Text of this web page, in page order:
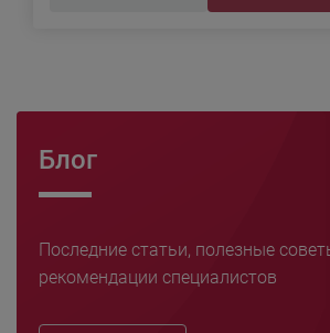
Блог
Последние статьи, полезные
рекомендации специалистов